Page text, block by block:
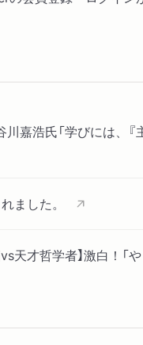
嘉浩氏「学びには、『
ました。
才哲学者】激白！「